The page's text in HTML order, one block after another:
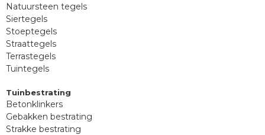
Natuursteen tegels
Siertegels
Stoeptegels
Straattegels
Terrastegels
Tuintegels
Tuinbestrating
Betonklinkers
Gebakken bestrating
Strakke bestrating